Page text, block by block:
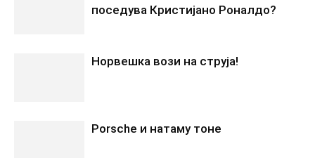
поседува Кристијано Роналдо?
Норвешка вози на струја!
Porsche и натаму тоне